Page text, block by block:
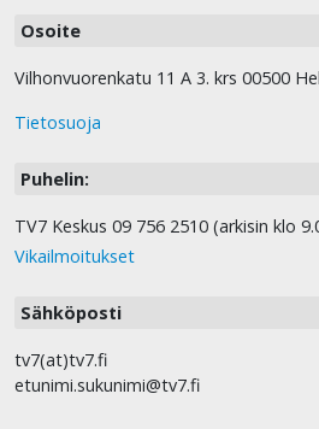
Osoite
Vilhonvuorenkatu 11 A 3. krs 00500
Tietosuoja
Puhelin:
TV7 Keskus 09 756 2510 (arkisin klo
Vikailmoitukset
Sähköposti
tv7(at)tv7.fi
etunimi.sukunimi@tv7.fi